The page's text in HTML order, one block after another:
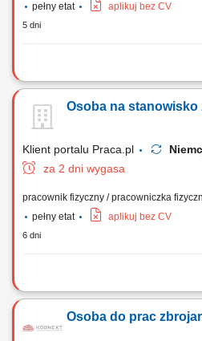
pełny etat
aplikuj bez CV
5 dni
Układanie elementów ze stali
ciesielskich, w tym przy montażu i
szalunków. Prowadzenie robót
Osoba na stanowisko
Klient portalu Praca.pl
za 2 dni wygasa
pracownik fizyczny / pracowniczka
pełny etat
aplikuj bez CV
6 dni
Prefabrykacja, wiązanie oraz montaż
oraz innych bieżących zadaniach
pomocniczych robót fizycznych
Osoba do prac